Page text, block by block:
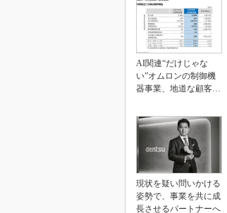
AI関連“だけじゃな
い”オムロンの制御機
器事業、地道な顧客基
現状を疑い問いかける
姿勢で、事業を共に成
長させるパートナーへ